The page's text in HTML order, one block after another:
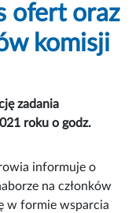
ofert oraz
komisji
zadania
roku o godz.
informuje o
na członków
w formie wsparcia